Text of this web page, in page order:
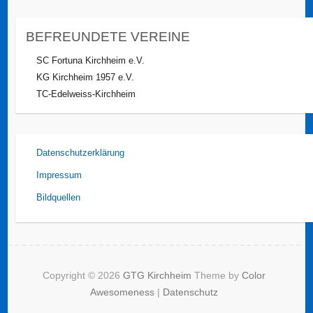
BEFREUNDETE VEREINE
SC Fortuna Kirchheim e.V.
KG Kirchheim 1957 e.V.
TC-Edelweiss-Kirchheim
Datenschutzerklärung
Impressum
Bildquellen
Copyright © 2026GTG Kirchheim Theme byColor
Awesomeness | Datenschutz